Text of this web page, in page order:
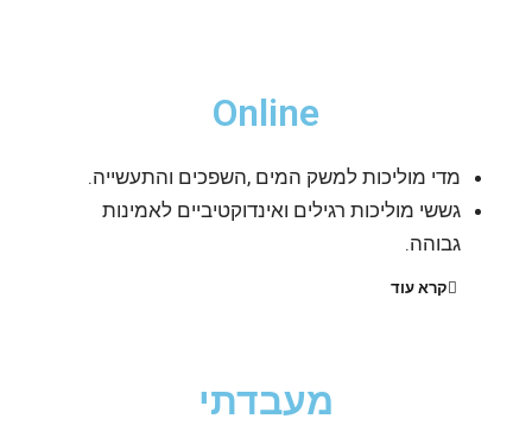
Online
מדי מוליכות למשק המים ,השפכים והתעשייה.
גששי מוליכות רגילים ואינדוקטיביים לאמינות
גבוהה.
קרא עוד
מעבדתי